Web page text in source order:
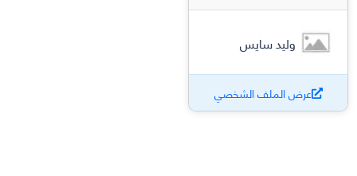
وليد سايس
عرض الملف الشخصي